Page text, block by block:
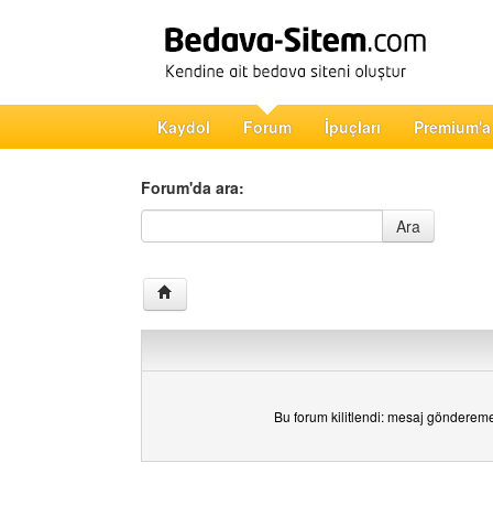
Kaydol Forum İpuçları
Forum'da ara:
Forum'da ara
Ara
Bu forum kilitlendi: mesaj